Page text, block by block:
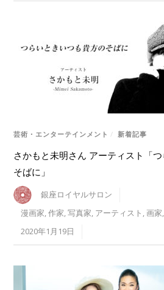
芸術・エンターテインメント / 新着記事
さかもと未明さん アーティスト「
そばに」
銀座ロイヤルサロン
漫画家,作家,写真家, アーティスト ,画家
2020年1月19日